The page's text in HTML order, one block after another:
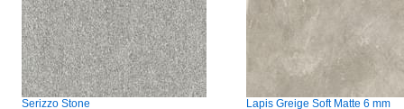
Serizzo Stone Lapis Greige Soft Matte 6 mm